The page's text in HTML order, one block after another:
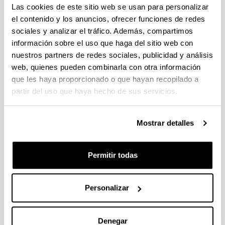
Las cookies de este sitio web se usan para personalizar
el contenido y los anuncios, ofrecer funciones de redes
sociales y analizar el tráfico. Además, compartimos
información sobre el uso que haga del sitio web con
nuestros partners de redes sociales, publicidad y análisis
web, quienes pueden combinarla con otra información
que les haya proporcionado o que hayan recopilado a
partir del uso que haya hecho de sus servicios.
Mostrar detalles
Permitir todas
Personalizar
Denegar
CONGRESO INTERNACIONAL
30th European Biomass Conference
and Exhibition - EUBCE
Cuándo y dónde
Desde: 05/2022Hasta:05/2022
Italia
Descripción
Libro de resúmenes del congreso
Información de la comunicación
Título:Bioenergy from bio-oil fermentation using
Autoría:M. Lorena Falco1, Marianna